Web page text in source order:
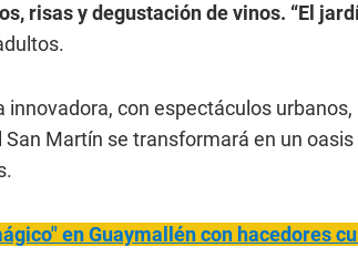
risas y degustación de vinos. “El
con espectáculos
Martín se transformará en un
en Guaymallén con hacedores